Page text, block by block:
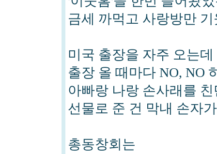
금세 까먹고 사랑방만
미국 출장을 자주 오는데
출장 올 때마다 NO, NO
아빠랑 나랑 손사래를 친
선물로 준 건 막내 손자
총동창회는